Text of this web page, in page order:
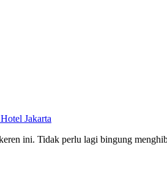
Jakarta
ini. Tidak perlu lagi bingung